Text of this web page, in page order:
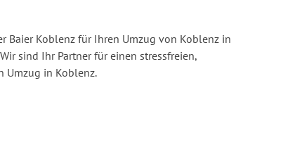
Baier Koblenz für Ihren Umzug von Koblenz in
Wir sind Ihr Partner für einen stressfreien,
Umzug in Koblenz.